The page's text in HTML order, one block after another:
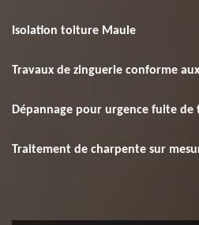
Isolation toiture Maule
Travaux de zinguerie conforme
Dépannage pour urgence fuite
Traitement de charpente sur